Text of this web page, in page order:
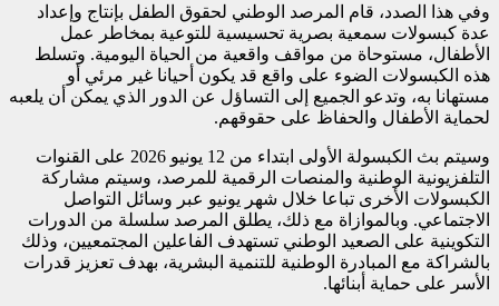
وفي هذا الصدد، قام المرصد الوطني لحقوق الطفل بإنتاج وإعداد
عدة كبسولات سمعية بصرية تحسيسية للتوعية بمخاطر عمل
الأطفال، مستوحاة من مواقف واقعية من الحياة اليومية. وتسلط
هذه الكبسولات الضوء على واقع قد يكون أحيانا غير مرئي أو
مستهانا به، وتدعو الجميع إلى التساؤل عن الدور الذي يمكن أن يلعبه
لحماية الأطفال والحفاظ على حقوقهم.
وسيتم بث الكبسولة الأولى ابتداء من 12 يونيو 2026 على القنوات
التلفزيونية الوطنية والمنصات الرقمية للمرصد، وسيتم مشاركة
الكبسولات الأخرى تباعا خلال شهر يونيو عبر وسائل التواصل
الاجتماعي. وبالموازاة مع ذلك، يطلق المرصد سلسلة من الدورات
التكوينية على الصعيد الوطني تستهدف الفاعلين المجتمعيين، وذلك
بالشراكة مع المبادرة الوطنية للتنمية البشرية، بهدف تعزيز قدرات
الأسر على حماية أبنائها.